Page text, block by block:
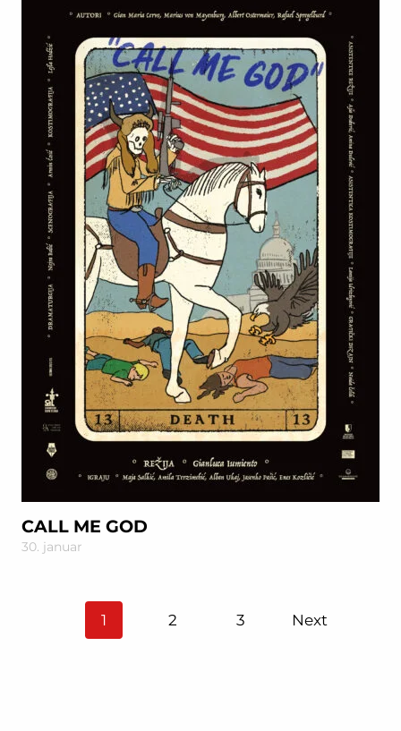
CALL ME GOD
30. januar
Posts
pagination
1 2 3 Next